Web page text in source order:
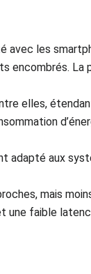
avec les
encombrés.
elles,
adapté aux
mais
une faible